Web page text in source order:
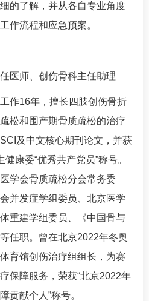
的了解，并从各自专业角度
作流程和应急预案。
医师、创伤骨科主任助理
工作16年，擅长四肢创伤骨折
松和围产期骨质疏松的治疗
及中文核心期刊论文，并获
康委“优秀共产党员”称号。
学会骨质疏松分会常务委
并发症学组委员、北京医学
重建学组委员、《中国骨与
任职。曾在北京2022年冬奥
育馆创伤治疗组组长，为赛
保障服务，荣获“北京2022年
贡献个人”称号。